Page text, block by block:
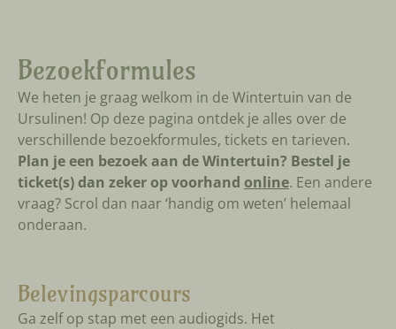
Bezoekformules
We heten je graag welkom in de Wintertuin van de
Ursulinen! Op deze pagina ontdek je alles over de
verschillende bezoekformules, tickets en tarieven.
Plan je een bezoek aan de Wintertuin? Bestel je
ticket(s) dan zeker op voorhand online. Een andere
vraag? Scrol dan naar ‘handig om weten’ helemaal
onderaan.
Belevingsparcours
Ga zelf op stap met een audiogids. Het